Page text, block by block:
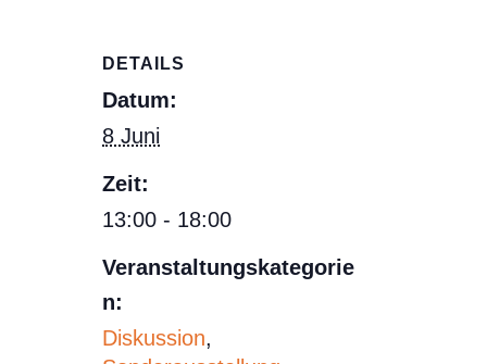
DETAILS
Datum:
8 Juni
Zeit:
13:00 - 18:00
Veranstaltungskategorie
n:
Diskussion,